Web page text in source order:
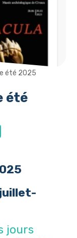
été 2025
été
jours